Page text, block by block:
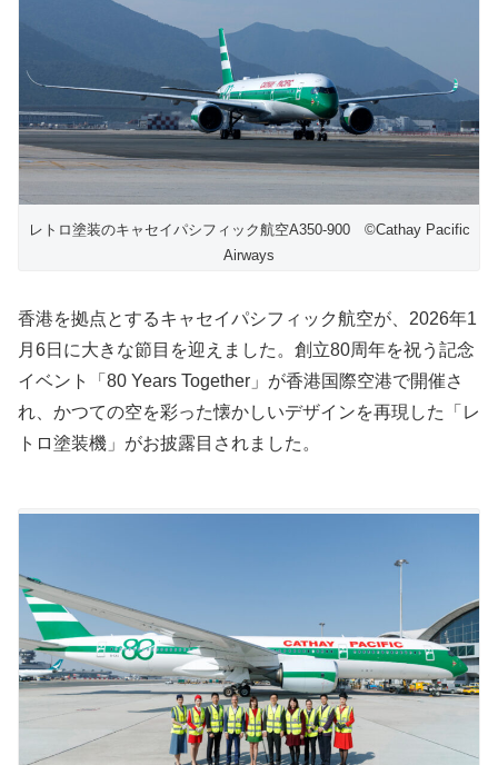
レトロ塗装のキャセイパシフィック航空A350-900 ©Cathay Pacific
Airways
香港を拠点とするキャセイパシフィック航空が、2026年1
月6日に大きな節目を迎えました。創立80周年を祝う記念
イベント「80 Years Together」が香港国際空港で開催さ
れ、かつての空を彩った懐かしいデザインを再現した「レ
トロ塗装機」がお披露目されました。